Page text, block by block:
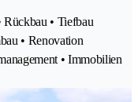
Rückbau • Tiefbau
• Renovation
• Immobilien